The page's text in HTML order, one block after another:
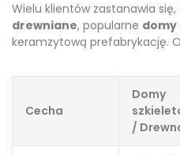
Wielu klientów zastanawia
drewniane, popularne domy
keramzytową prefabrykację.
Cecha
Domy
/